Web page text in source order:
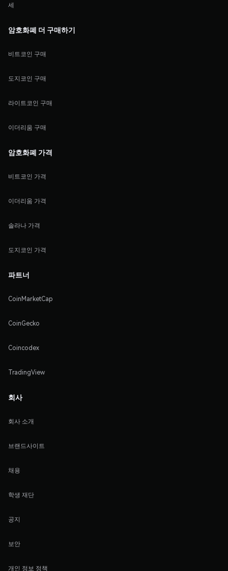
세
암호화폐 더 구매하기
비트코인 구매
도지코인 구매
라이트코인 구매
이더리움 구매
암호화폐 가격
비트코인 가격
이더리움 가격
솔라나 가격
도지코인 가격
파트너
CoinMarketCap
CoinGecko
Coincodex
TradingView
회사
회사 소개
브랜드사이트
채용
학생 재단
공지
보안
개인 정보 정책